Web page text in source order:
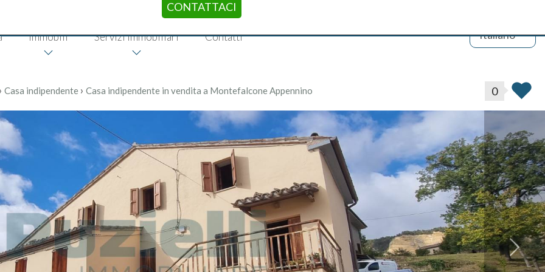
Immobili Servizi immobiliari Contatti Italiano
CONTATTACI
› Casa indipendente › Casa indipendente in vendita a Montefalcone Appennino 0